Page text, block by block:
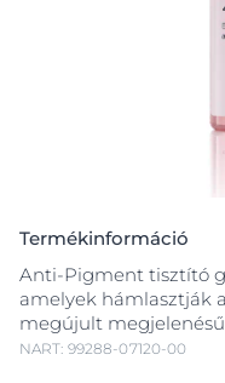
Termékinformáció
Anti-Pigment tisztító
amelyek hámlasztják
megújult
NART: 99288-07120-00